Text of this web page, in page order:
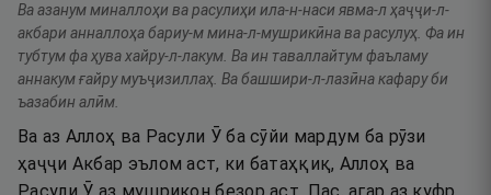
Ва азанум миналлоҳи ва расулиҳи ила-н-наси явма-л ҳаҷҷи-л-
акбари анналлоҳа бариу-м мина-л-мушрикӣна ва расулуҳ. Фа ин
тубтум фа ҳува хайру-л-лакум. Ва ин таваллайтум фаъламу
аннакум ғайру муъҷизиллаҳ. Ва башшири-л-лазӣна кафару би
ъазабин алӣм.
Ва аз Аллоҳ ва Расули Ӯ ба сӯйи мардум ба рӯзи
ҳаҷҷи Акбар эълом аст, ки батаҳқиқ, Аллоҳ ва